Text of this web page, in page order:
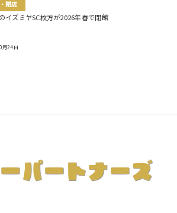
閉店
イズミヤSC枚方が2026年春で閉館
月24日